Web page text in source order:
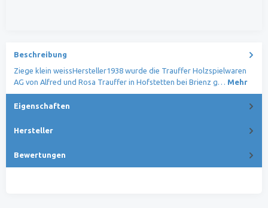
Beschreibung
Ziege klein weissHersteller1938 wurde die Trauffer Holzspielwaren
AG von Alfred und Rosa Trauffer in Hofstetten bei Brienz g… Mehr
Eigenschaften
Hersteller
Bewertungen